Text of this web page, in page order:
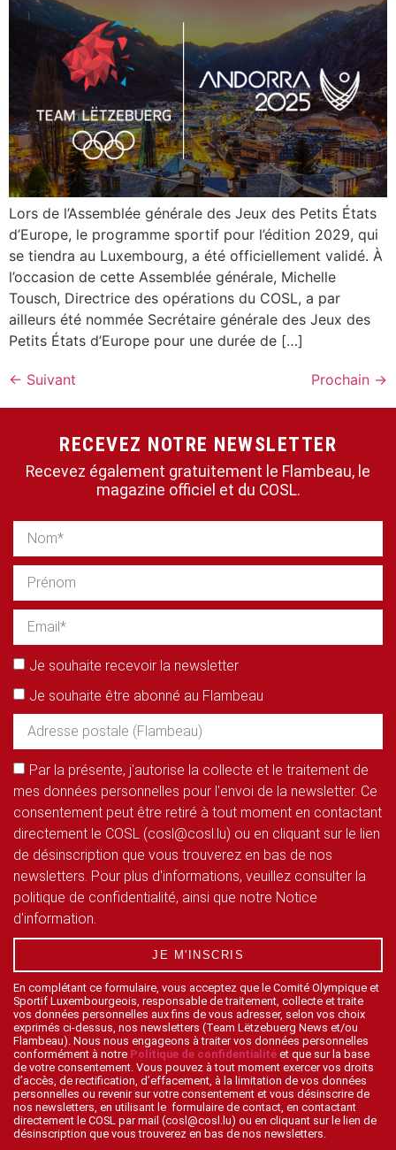
Lors de l’Assemblée générale des Jeux des Petits États
d’Europe, le programme sportif pour l’édition 2029, qui
se tiendra au Luxembourg, a été officiellement validé. À
l’occasion de cette Assemblée générale, Michelle
Tousch, Directrice des opérations du COSL, a par
ailleurs été nommée Secrétaire générale des Jeux des
Petits États d’Europe pour une durée de […]
← Suivant Prochain →
RECEVEZ NOTRE NEWSLETTER
Recevez également gratuitement le Flambeau, le
magazine officiel et du COSL.
Je souhaite recevoir la newsletter
Je souhaite être abonné au Flambeau
Par la présente, j'autorise la collecte et le traitement de
mes données personnelles pour l'envoi de la newsletter. Ce
consentement peut être retiré à tout moment en contactant
directement le COSL (cosl@cosl.lu) ou en cliquant sur le lien
de désinscription que vous trouverez en bas de nos
newsletters. Pour plus d'informations, veuillez consulter la
politique de confidentialité, ainsi que notre Notice
d'information.
JE M'INSCRIS
En complétant ce formulaire, vous acceptez que le Comité Olympique et
Sportif Luxembourgeois, responsable de traitement, collecte et traite
vos données personnelles aux fins de vous adresser, selon vos choix
exprimés ci-dessus, nos newsletters (Team Lëtzebuerg News et/ou
Flambeau). Nous nous engageons à traiter vos données personnelles
conformément à notre Politique de confidentialité et que sur la base
de votre consentement. Vous pouvez à tout moment exercer vos droits
d’accès, de rectification, d’effacement, à la limitation de vos données
personnelles ou revenir sur votre consentement et vous désinscrire de
nos newsletters, en utilisant le formulaire de contact, en contactant
directement le COSL par mail (cosl@cosl.lu) ou en cliquant sur le lien de
désinscription que vous trouverez en bas de nos newsletters.